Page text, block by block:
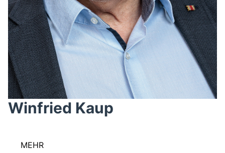
Winfried Kaup
MEHR